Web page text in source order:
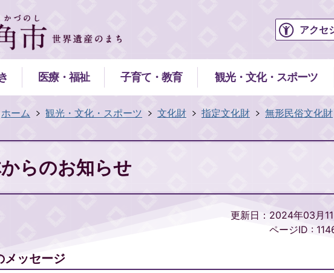
アクセ
医療・福祉 子育て・教育 観光・文化・スポーツ
ホーム 観光・文化・スポーツ 文化財 指定文化財 無形民俗文化財
らのお知らせ
更新日：2024年03月
ページID :
メッセージ